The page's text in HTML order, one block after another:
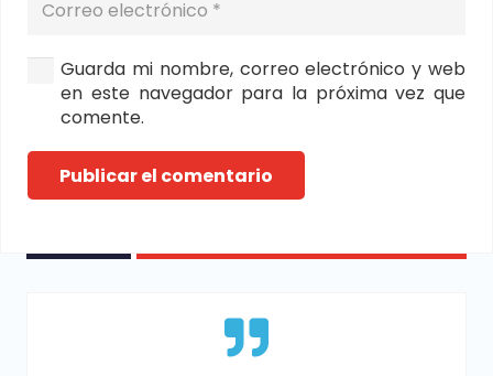
Guarda mi nombre, correo electrónico y web
en este navegador para la próxima vez que
comente.
Publicar el comentario